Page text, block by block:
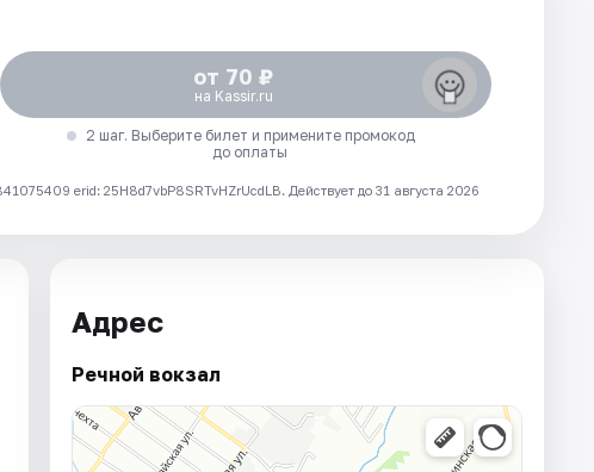
от 70 ₽
на Kassir.ru
2 шаг. Выберите билет и примените промокод
до оплаты
erid: 25H8d7vbP8SRTvHZrUcdLB. Действует до 31 августа 2026
Адрес
Речной вокзал